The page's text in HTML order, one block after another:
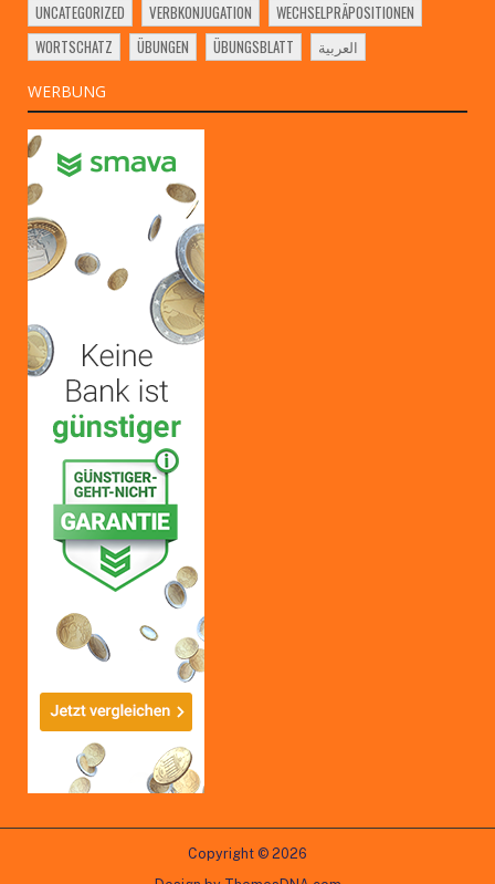
UNCATEGORIZED
VERBKONJUGATION
WECHSELPRÄPOSITIONEN
WORTSCHATZ
ÜBUNGEN ÜBUNGSBLATT العربية
WERBUNG
Copyright © 2026